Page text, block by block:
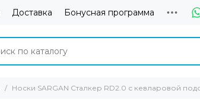
Доставка Бонусная программа
Носки SARGAN Сталкер RD2.0 с кевларовой